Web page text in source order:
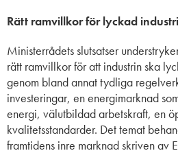
Rätt ramvillkor för lyckad industri
Ministerrådets slutsatser
rätt ramvillkor för att industrin ska
genom bland annat tydliga
investeringar, en energimarknad
energi, välutbildad arbetskraft, en
kvalitetsstandarder. Det temat
framtidens inre marknad skriven av